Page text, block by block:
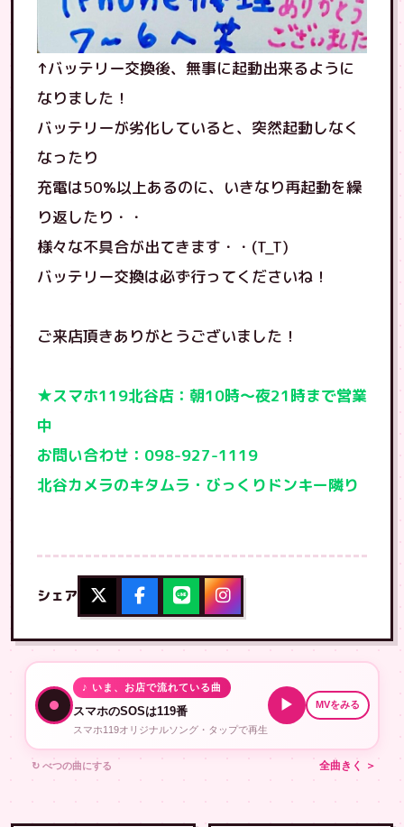
↑バッテリー交換後、無事に起動出来るように
なりました！
バッテリーが劣化していると、突然起動しなく
なったり
充電は50%以上あるのに、いきなり再起動を繰
り返したり・・
様々な不具合が出てきます・・(T_T)
バッテリー交換は必ず行ってくださいね！
ご来店頂きありがとうございました！
★スマホ119北谷店：朝10時〜夜21時まで営業
中
お問い合わせ：098-927-1119
北谷カメラのキタムラ・びっくりドンキー隣り
シェア
♪ いま、お店で流れている曲
スマホのSOSは119番
スマホ119オリジナルソング・タップで再生
▶ MVをみる
↻ べつの曲にする 全曲きく ＞